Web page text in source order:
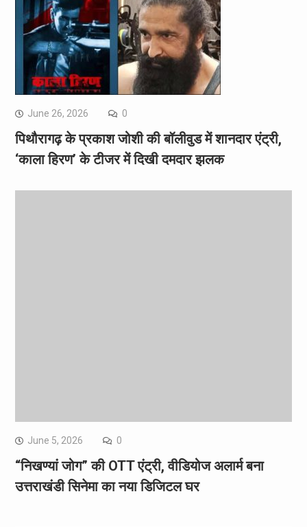
June 26, 2026 0
पिथौरागढ़ के प्रकाश जोशी की बॉलीवुड में शानदार एंट्री,
‘काला हिरण’ के टीजर में दिखी दमदार झलक
June 5, 2026 0
“निखण्यां जोग” की OTT एंट्री, वीडियोज अलार्म बना
उत्तराखंडी सिनेमा का नया डिजिटल घर